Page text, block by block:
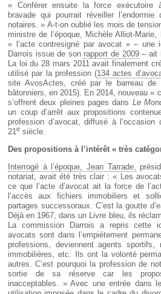
« Conférer ensuite la force exécutoire
bravade qui pourrait réveiller
notaires. » A-t-on oublié les mois de
ministre de l’époque, Michèle Alliot-
« l’acte contresigné par avocat » – une
Darrois issue de son rapport de 2009– ait
La loi du 28 mars 2011 avait finalement
utilisé par la profession (134 actes
site AvosActes, créé par le barreau de
bâtonniers, en 2015). En 2014, nouveau «
s’offrent deux pleines pages dans Le
un coup d’arrêt aux propositions
profession d’avocat, diffusé à
21e siècle.
Des propositions à l’intérêt « très
Interrogé à l’époque, Jean Tarrade,
notariat, avait été très clair : « Les
ce que l’acte d’avocat ait la force de
l’accès aux fichiers immobiliers et
partages successoraux. C’est la goutte
Déjà en 1967, dans un Livre bleu, ils
La commission Darrois a repris cette
avocats sont dans l’empiétement
professions, deviennent agents sportifs,
immobilières, etc. Ils ont la volonté
autres. C’est pourquoi la profession de
sortie de sa réserve car les
inacceptables. » Avec une entrée dans